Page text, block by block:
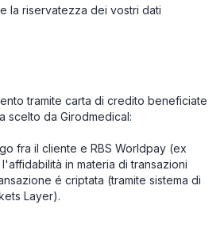
la riservatezza dei vostri dati
tramite carta di credito beneficiate
scelto da Girodmedical:
fra il cliente e RBS Worldpay (ex
in materia di transazioni
é criptata (tramite sistema di
Layer).